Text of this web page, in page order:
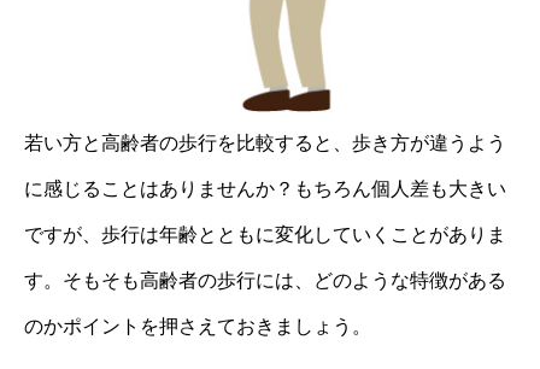
若い方と高齢者の歩行を比較すると、歩き方が違うよう
に感じることはありませんか？もちろん個人差も大きい
ですが、歩行は年齢とともに変化していくことがありま
す。そもそも高齢者の歩行には、どのような特徴がある
のかポイントを押さえておきましょう。